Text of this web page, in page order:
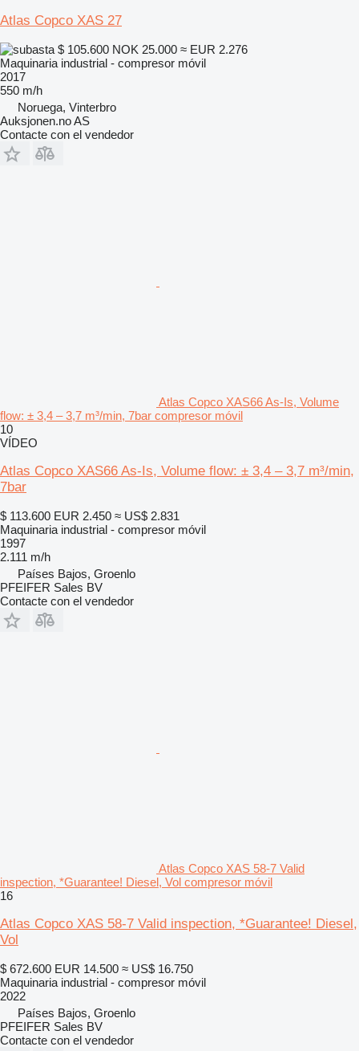
Atlas Copco XAS 27
$ 105.600 NOK 25.000 ≈ EUR 2.276
Maquinaria industrial - compresor móvil
2017
550 m/h
Noruega, Vinterbro
Auksjonen.no AS
Contacte con el vendedor
Atlas Copco XAS66 As-Is, Volume
flow: ± 3,4 – 3,7 m³/min, 7bar compresor móvil
10
VÍDEO
Atlas Copco XAS66 As-Is, Volume flow: ± 3,4 – 3,7 m³/min,
7bar
$ 113.600 EUR 2.450 ≈ US$ 2.831
Maquinaria industrial - compresor móvil
1997
2.111 m/h
Países Bajos, Groenlo
PFEIFER Sales BV
Contacte con el vendedor
Atlas Copco XAS 58-7 Valid
inspection, *Guarantee! Diesel, Vol compresor móvil
16
Atlas Copco XAS 58-7 Valid inspection, *Guarantee! Diesel,
Vol
$ 672.600 EUR 14.500 ≈ US$ 16.750
Maquinaria industrial - compresor móvil
2022
Países Bajos, Groenlo
PFEIFER Sales BV
Contacte con el vendedor